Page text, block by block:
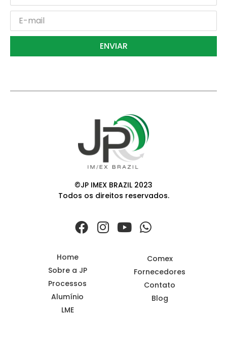
ENVIAR
©JP IMEX BRAZIL 2023
Todos os direitos reservados.
Home
Sobre a JP
Processos
Alumínio
LME
Comex
Fornecedores
Contato
Blog